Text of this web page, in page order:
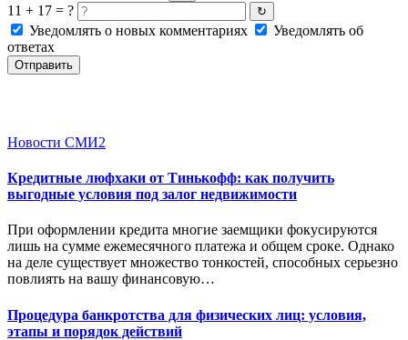
11 + 17 = ? ↻
Уведомлять о новых комментариях
Уведомлять об
ответах
Отправить
Новости СМИ2
Кредитные люфхаки от Тинькофф: как получить
выгодные условия под залог недвижимости
При оформлении кредита многие заемщики фокусируются
лишь на сумме ежемесячного платежа и общем сроке. Однако
на деле существует множество тонкостей, способных серьезно
повлиять на вашу финансовую…
Процедура банкротства для физических лиц: условия,
этапы и порядок действий